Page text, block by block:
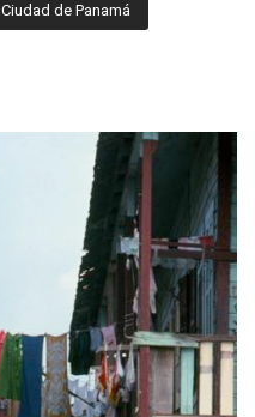
Ciudad de Panamá